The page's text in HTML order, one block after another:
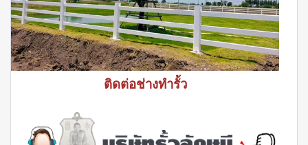
ติดต่อช่างทำรั้ว